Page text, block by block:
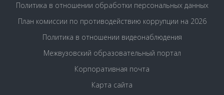
Политика в отношении обработки персональных данных
План комиссии по противодействию коррупции на 2026
Политика в отношении видеонаблюдения
Межвузовский образовательный портал
Корпоративная почта
Карта сайта